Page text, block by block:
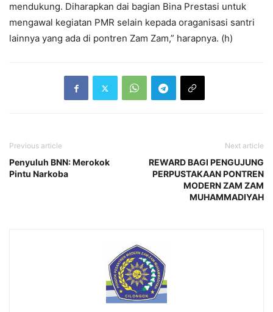
mendukung. Diharapkan dai bagian Bina Prestasi untuk
mengawal kegiatan PMR selain kepada oraganisasi santri
lainnya yang ada di pontren Zam Zam,” harapnya. (h)
Previous article
Penyuluh BNN: Merokok
Pintu Narkoba
Next article
REWARD BAGI PENGUJUNG
PERPUSTAKAAN PONTREN
MODERN ZAM ZAM
MUHAMMADIYAH